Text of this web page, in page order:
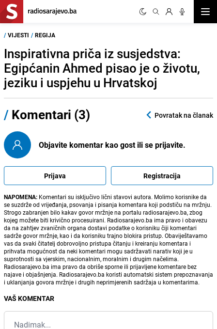
/ VIJESTI / REGIJA
Inspirativna priča iz susjedstva:
Egipćanin Ahmed pisao je o životu,
jeziku i uspjehu u Hrvatskoj
/ Komentari (3) Povratak na članak
Objavite komentar kao gost ili se prijavite.
Prijava Registracija
NAPOMENA: Komentari su isključivo lični stavovi autora. Molimo korisnike da
se suzdrže od vrijeđanja, psovanja i pisanja komentara koji podstiču na mržnju.
Strogo zabranjen bilo kakav govor mržnje na portalu radiosarajevo.ba, zbog
kojeg možete biti krivično procesuirani. Radiosarajevo.ba ima pravo i obavezu
da na zahtjev zvaničnih organa dostavi podatke o korisniku čiji komentari
sadrže govor mržnje, kao i da korisniku trajno blokira pristup. Obaviještavamo
vas da svaki čitatelj dobrovoljno pristupa čitanju i kreiranju komentara i
prihvata mogućnost da neki komentari mogu sadržavati narativ koji je u
suprotnosti sa vjerskim, nacionalnim, moralnim i drugim načelima.
Radiosarajevo.ba ima pravo da obriše sporne ili prijavljene komentare bez
najave i objašnjenja. Radiosarajevo.ba koristi automatski sistem prepoznavanja
i uklanjanja govora mržnje i drugih neprimjerenih sadržaja u komentarima.
VAŠ KOMENTAR